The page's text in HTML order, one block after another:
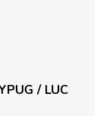
/ LUC